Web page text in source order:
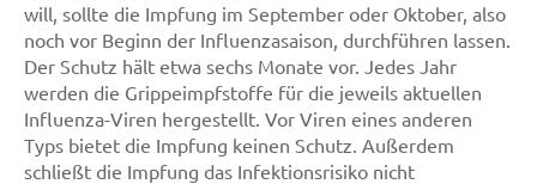
will, sollte die Impfung im September oder Oktober, also
noch vor Beginn der Influenzasaison, durchführen lassen.
Der Schutz hält etwa sechs Monate vor. Jedes Jahr
werden die Grippeimpfstoffe für die jeweils aktuellen
Influenza-Viren hergestellt. Vor Viren eines anderen
Typs bietet die Impfung keinen Schutz. Außerdem
schließt die Impfung das Infektionsrisiko nicht